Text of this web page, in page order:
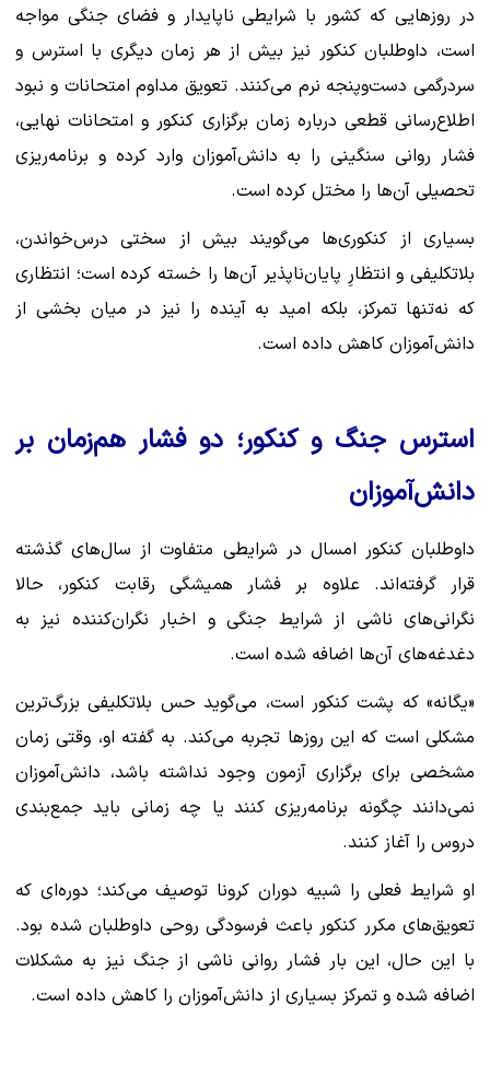
در روزهایی که کشور با شرایطی ناپایدار و فضای جنگی مواجه
است، داوطلبان کنکور نیز بیش از هر زمان دیگری با استرس و
سردرگمی دست‌وپنجه نرم می‌کنند. تعویق مداوم امتحانات و نبود
اطلاع‌رسانی قطعی درباره زمان برگزاری کنکور و امتحانات نهایی،
فشار روانی سنگینی را به دانش‌آموزان وارد کرده و برنامه‌ریزی
تحصیلی آن‌ها را مختل کرده است.
بسیاری از کنکوری‌ها می‌گویند بیش از سختی درس‌خواندن،
بلاتکلیفی و انتظارِ پایان‌ناپذیر آن‌ها را خسته کرده است؛ انتظاری
که نه‌تنها تمرکز، بلکه امید به آینده را نیز در میان بخشی از
دانش‌آموزان کاهش داده است.
استرس جنگ و کنکور؛ دو فشار هم‌زمان بر
دانش‌آموزان
داوطلبان کنکور امسال در شرایطی متفاوت از سال‌های گذشته
قرار گرفته‌اند. علاوه بر فشار همیشگی رقابت کنکور، حالا
نگرانی‌های ناشی از شرایط جنگی و اخبار نگران‌کننده نیز به
دغدغه‌های آن‌ها اضافه شده است.
«یگانه» که پشت کنکور است، می‌گوید حس بلاتکلیفی بزرگ‌ترین
مشکلی است که این روزها تجربه می‌کند. به گفته او، وقتی زمان
مشخصی برای برگزاری آزمون وجود نداشته باشد، دانش‌آموزان
نمی‌دانند چگونه برنامه‌ریزی کنند یا چه زمانی باید جمع‌بندی
دروس را آغاز کنند.
او شرایط فعلی را شبیه دوران کرونا توصیف می‌کند؛ دوره‌ای که
تعویق‌های مکرر کنکور باعث فرسودگی روحی داوطلبان شده بود.
با این حال، این بار فشار روانی ناشی از جنگ نیز به مشکلات
اضافه شده و تمرکز بسیاری از دانش‌آموزان را کاهش داده است.